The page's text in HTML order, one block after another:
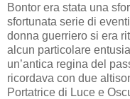
Bontor era stata una
sfortunata serie di
donna guerriero si era
alcun particolare
un’antica regina del
ricordava con due
Portatrice di Luce e